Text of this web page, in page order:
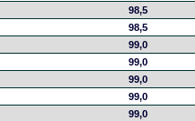
98,5
98,5
99,0
99,0
99,0
99,0
99,0